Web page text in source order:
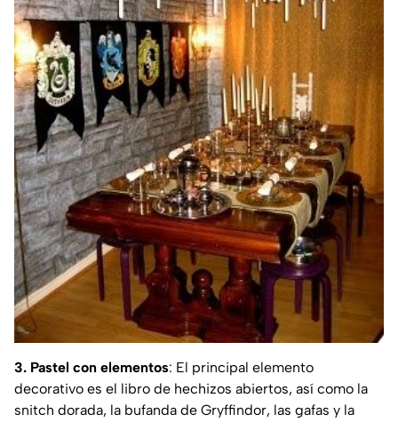
3. Pastel con elementos: El principal elemento
decorativo es el libro de hechizos abiertos, así como la
snitch dorada, la bufanda de Gryffindor, las gafas y la